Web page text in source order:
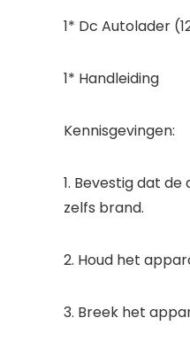
1* Dc Autolader
1* Handleiding
Kennisgevingen:
1. Bevestig dat
zelfs brand.
2. Houd het
3. Breek het